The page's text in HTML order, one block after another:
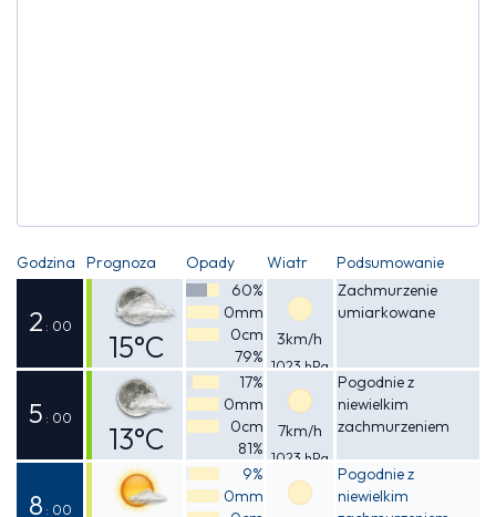
Godzina Prognoza Opady Wiatr Podsumowanie
2 : 00
15°C
Odczuwalna
15°C
60%
0mm
0cm
79%
3km/h
1023 hPa
Zachmurzenie
umiarkowane
5 : 00
13°C
Odczuwalna
13°C
17%
0mm
0cm
81%
7km/h
1023 hPa
Pogodnie z
niewielkim
zachmurzeniem
8 : 00
9%
0mm
Pogodnie z
niewielkim